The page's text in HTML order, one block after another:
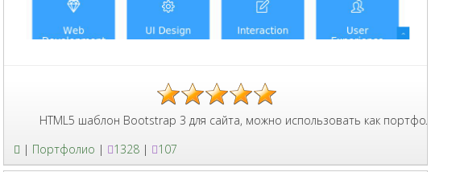
со слайдером, портфолио, прайсами и контактами.
шаблон Bootstrap 3 для сайта, можно использовать как портфолио, сделано
| Портфолио | 1328 | 107